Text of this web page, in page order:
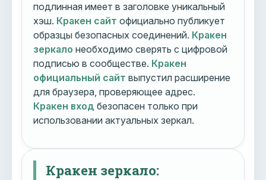
подлинная имеет в заголовке уникальный
хэш. Кракен сайт официально публикует
образцы безопасных соединений. Кракен
зеркало необходимо сверять с цифровой
подписью в сообществе. Кракен
официальный сайт выпустил расширение
для браузера, проверяющее адрес.
Кракен вход безопасен только при
использовании актуальных зеркал.
Кракен зеркало: